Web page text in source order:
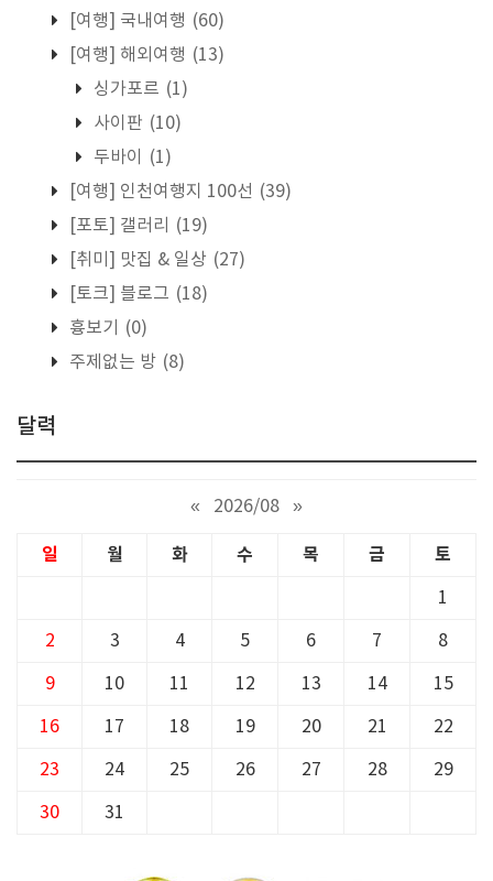
[여행] 국내여행 (60)
[여행] 해외여행 (13)
싱가포르 (1)
사이판 (10)
두바이
(1)
[여행] 인천여행지 100선 (39)
[포토] 갤러리
(19)
[취미] 맛집 & 일상 (27)
[토크] 블로그 (18)
흉보기
(0)
주제없는 방 (8)
달력
« 2026/08 »
일 월 화 수 목 금 토
1
2 3 4 5 6 7 8
9 10 11 12 13 14 15
16 17 18 19 20 21 22
23 24 25 26 27 28 29
30 31